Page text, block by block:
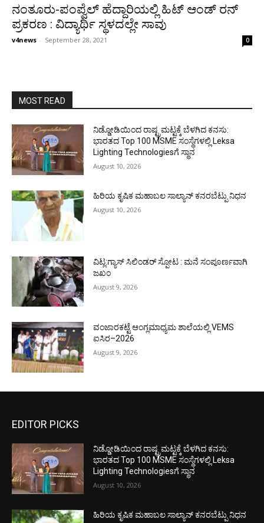
ನಂತೂರು-ಪಂಪ್ವೆಲ್ ಹೆದ್ದಾರಿಯಲ್ಲಿ ಹಿಟ್ ಆಂಡ್ ರನ್
ಪ್ರಕರಣ : ವಿದ್ಯಾರ್ಥಿ ಸ್ಥಳದಲ್ಲೇ ಸಾವು
v4news - September 28, 2021 0
MOST READ
ನಿಡ್ಡೋಡಿಯಿಂದ ರಾಷ್ಟ್ರಮಟ್ಟಕ್ಕೆ ಬೆಳಗಿದ ಕನಸು:
ಭಾರತದ Top 100 MSME ಸಂಸ್ಥೆಗಳಲ್ಲಿ Leksa
Lighting Technologiesಗೆ ಸ್ಥಾನ
August 10, 2026
ಹಿರಿಯ ಕೃಷಿಕ ಮಹಾಬಲ ಸಾಲ್ಯಾನ್ ಕನರಬೆಟ್ಪು ನಿಧನ
August 10, 2026
ವಿಟ್ಲ:ಗ್ಯಾಸ್ ಸಿಲಿಂಡರ್ ಸ್ಪೋಟ : ಮನೆ ಸಂಪೂರ್ಣವಾಗಿ
ಜಖಂ
August 9, 2026
ವಂಜಾರಕಟ್ಟೆ ಆಂಗ್ಲಮಾಧ್ಯಮ ಶಾಲೆಯಲ್ಲಿ VEMS
ಐಸಿರ–2026
August 9, 2026
EDITOR PICKS
ನಿಡ್ಡೋಡಿಯಿಂದ ರಾಷ್ಟ್ರಮಟ್ಟಕ್ಕೆ ಬೆಳಗಿದ ಕನಸು:
ಭಾರತದ Top 100 MSME ಸಂಸ್ಥೆಗಳಲ್ಲಿ Leksa
Lighting Technologiesಗೆ ಸ್ಥಾನ
August 10, 2026
ಹಿರಿಯ ಕೃಷಿಕ ಮಹಾಬಲ ಸಾಲ್ಯಾನ್ ಕನರಬೆಟ್ಪು ನಿಧನ